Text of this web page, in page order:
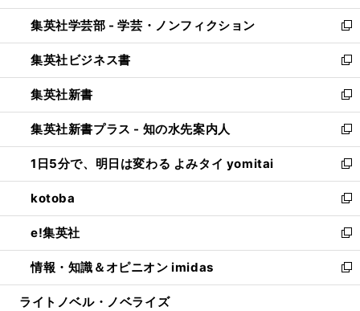
開
く
ウ
で
開
く
ン
ド
ウ
で
開
く
ウ
ィ
ン
ド
ウ
で
開
く
集英社学芸部 - 学芸・ノンフィクション
新
し
い
ウ
ィ
ン
ド
ウ
で
開
く
集英社ビジネス書
新
し
い
ウ
ィ
ン
ド
ウ
で
開
く
集英社新書
新
し
い
ウ
ィ
ン
ド
ウ
で
開
く
集英社新書プラス - 知の水先案内人
新
し
い
ウ
ィ
ン
ド
ウ
で
開
1日5分で、明日は変わる よみタイ yomitai
新
し
い
ウ
ィ
ン
ド
ウ
kotoba
新
し
い
ウ
ィ
ン
e!集英社
新
し
い
ウ
情報・知識＆オピニオン imidas
新
し
ライトノベル・ノベライズ